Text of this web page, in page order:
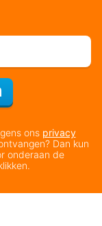
ons privacy
Dan kun
onderaan de